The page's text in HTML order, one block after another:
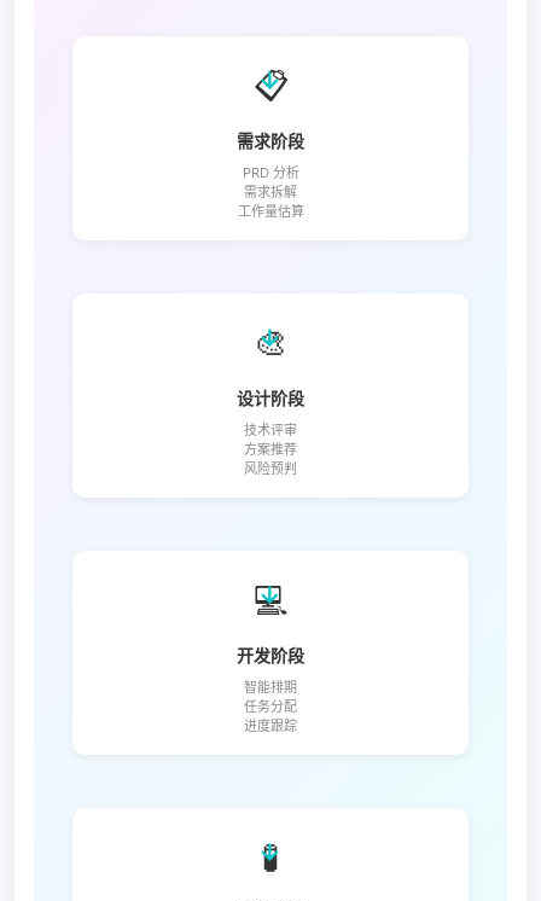
📋
需求阶段
PRD 分析
需求拆解
工作量估算
→
🎨
设计阶段
技术评审
方案推荐
风险预判
→
💻
开发阶段
智能排期
任务分配
进度跟踪
→
🧪
→